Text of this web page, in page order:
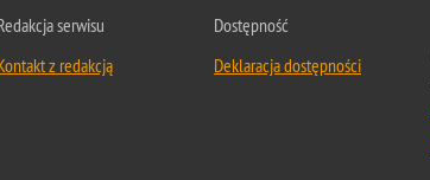
serwisu
z redakcją
Dostępność
Deklaracja dostępności